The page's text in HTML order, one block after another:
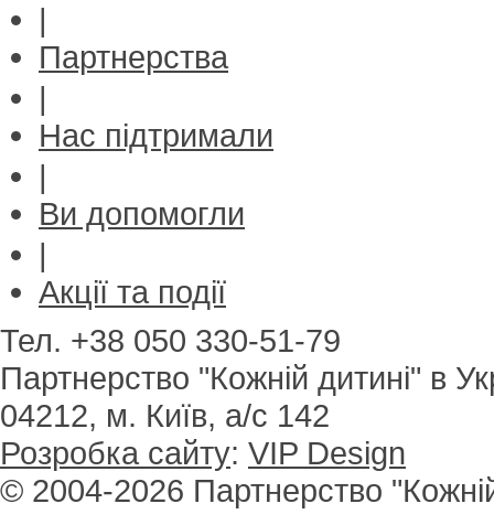
|
Партнерства
|
Нас підтримали
|
Bи допомогли
|
Акції та події
Тел. +38 050 330-51-79
Партнерство "Кожній дитині" в
04212, м. Київ, а/с 142
Розробка сайту: VIP Design
© 2004-2026 Партнерство "Кожній